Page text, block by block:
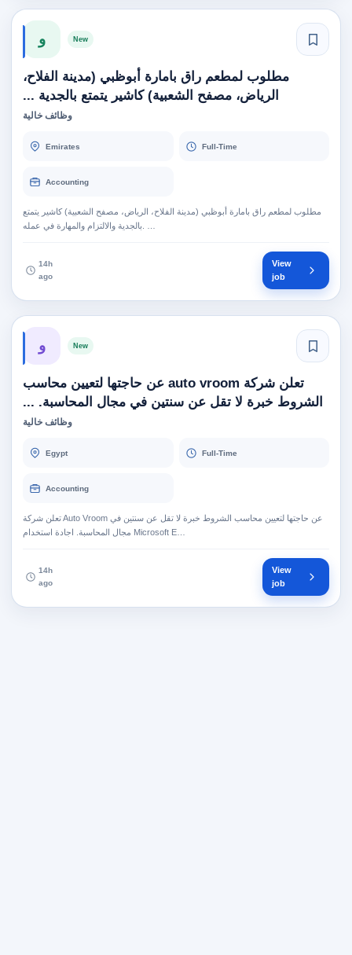
و New
مطلوب لمطعم راق بامارة أبوظبي (مدينة الفلاح،
الرياض، مصفح الشعبية) كاشير يتمتع بالجدية ...
وظائف خالية
Emirates Full-Time
Accounting
مطلوب لمطعم راق بامارة أبوظبي (مدينة الفلاح، الرياض، مصفح الشعبية) كاشير يتمتع
14h
ago
View
job
و New
تعلن شركة auto vroom عن حاجتها لتعيين محاسب
الشروط خبرة لا تقل عن سنتين في مجال المحاسبة. ...
وظائف خالية
Egypt Full-Time
Accounting
تعلن شركة Auto Vroom عن حاجتها لتعيين محاسب الشروط خبرة لا تقل عن سنتين في
مجال المحاسبة. اجادة استخدام Microsoft E…
14h
ago
View
job